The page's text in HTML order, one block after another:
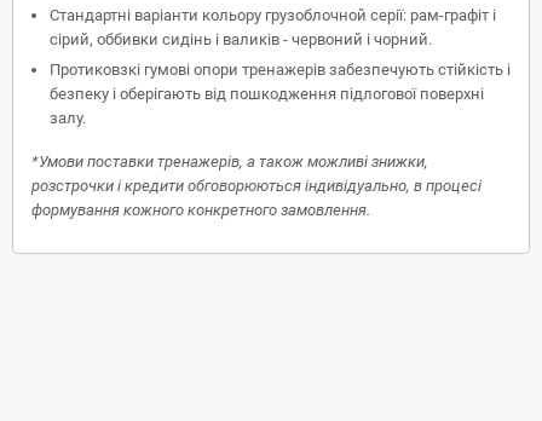
Стандартні варіанти кольору грузоблочной серії: рам-графіт і
сірий, оббивки сидінь і валиків - червоний і чорний.
Протиковзкі гумові опори тренажерів забезпечують стійкість і
безпеку і оберігають від пошкодження підлогової поверхні
залу.
*Умови поставки тренажерів, а також можливі знижки,
розстрочки і кредити обговорюються індивідуально, в процесі
формування кожного конкретного замовлення.